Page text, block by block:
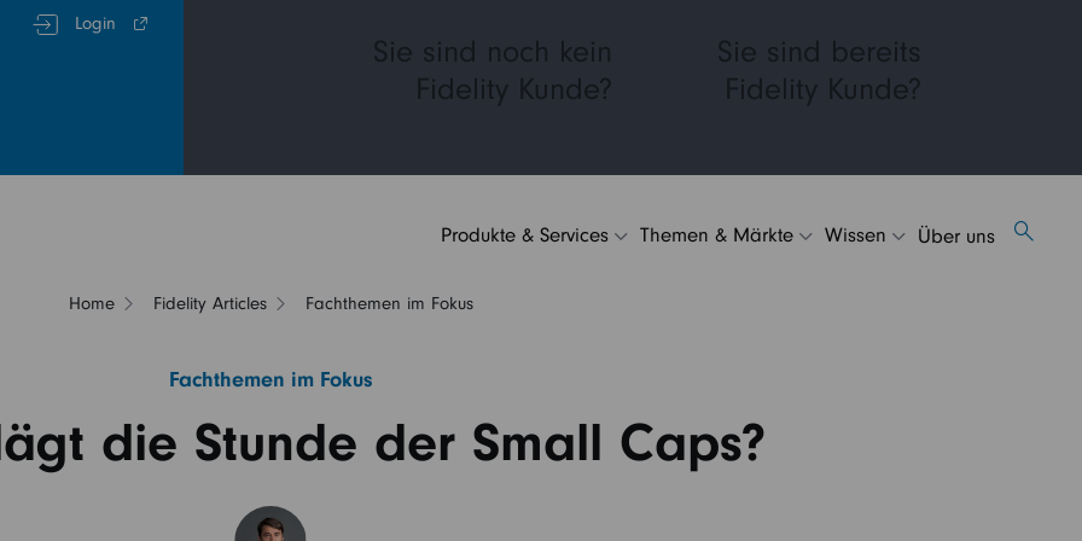
Login
Sie sind noch kein
Fidelity Kunde?
Sie sind bereits
Fidelity Kunde?
Produkte & Services Themen & Märkte Wissen Über uns
Home Fidelity Articles Fachthemen im Fokus
Fachthemen im Fokus
die Stunde der Small Caps?